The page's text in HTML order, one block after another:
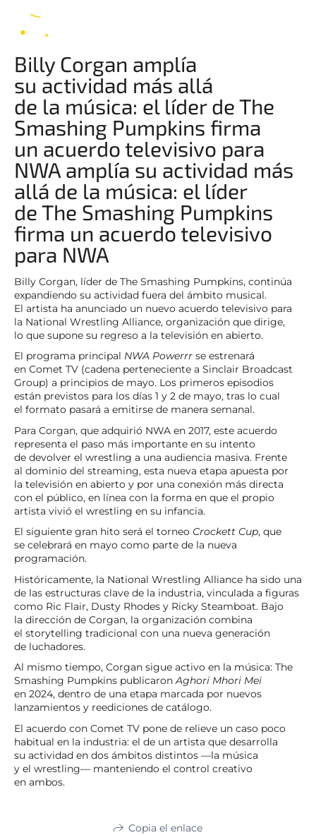
Billy Corgan amplía
su actividad más allá
de la música: el líder de The
Smashing Pumpkins firma
un acuerdo televisivo para
NWA amplía su actividad más
allá de la música: el líder
de The Smashing Pumpkins
firma un acuerdo televisivo
para NWA
Billy Corgan, líder de The Smashing Pumpkins, continúa
expandiendo su actividad fuera del ámbito musical.
El artista ha anunciado un nuevo acuerdo televisivo para
la National Wrestling Alliance, organización que dirige,
lo que supone su regreso a la televisión en abierto.
El programa principal NWA Powerrr se estrenará
en Comet TV (cadena perteneciente a Sinclair Broadcast
Group) a principios de mayo. Los primeros episodios
están previstos para los días 1 y 2 de mayo, tras lo cual
el formato pasará a emitirse de manera semanal.
Para Corgan, que adquirió NWA en 2017, este acuerdo
representa el paso más importante en su intento
de devolver el wrestling a una audiencia masiva. Frente
al dominio del streaming, esta nueva etapa apuesta por
la televisión en abierto y por una conexión más directa
con el público, en línea con la forma en que el propio
artista vivió el wrestling en su infancia.
El siguiente gran hito será el torneo Crockett Cup, que
se celebrará en mayo como parte de la nueva
programación.
Históricamente, la National Wrestling Alliance ha sido una
de las estructuras clave de la industria, vinculada a figuras
como Ric Flair, Dusty Rhodes y Ricky Steamboat. Bajo
la dirección de Corgan, la organización combina
el storytelling tradicional con una nueva generación
de luchadores.
Al mismo tiempo, Corgan sigue activo en la música: The
Smashing Pumpkins publicaronAghori Mhori Mei
en 2024, dentro de una etapa marcada por nuevos
lanzamientos y reediciones de catálogo.
El acuerdo con Comet TV pone de relieve un caso poco
habitual en la industria: el de un artista que desarrolla
su actividad en dos ámbitos distintos —la música
y el wrestling— manteniendo el control creativo
en ambos.
Copia el enlace